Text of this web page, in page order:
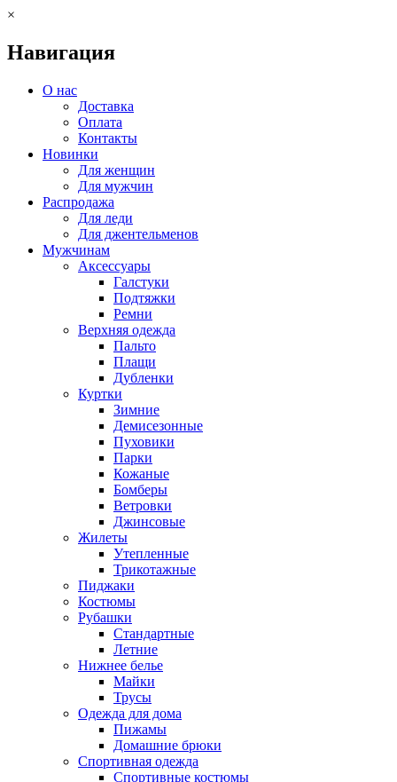
×
Навигация
О нас
Доставка
Оплата
Контакты
Новинки
Для женщин
Для мужчин
Распродажа
Для леди
Для джентельменов
Мужчинам
Аксессуары
Галстуки
Подтяжки
Ремни
Верхняя одежда
Пальто
Плащи
Дубленки
Куртки
Зимние
Демисезонные
Пуховики
Парки
Кожаные
Бомберы
Ветровки
Джинсовые
Жилеты
Утепленные
Трикотажные
Пиджаки
Костюмы
Рубашки
Стандартные
Летние
Нижнее белье
Майки
Трусы
Одежда для дома
Пижамы
Домашние брюки
Спортивная одежда
Спортивные костюмы